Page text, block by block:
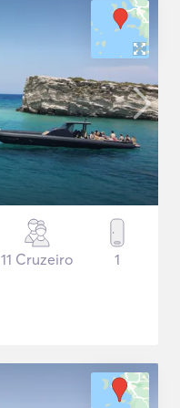
11 Cruzeiro 1